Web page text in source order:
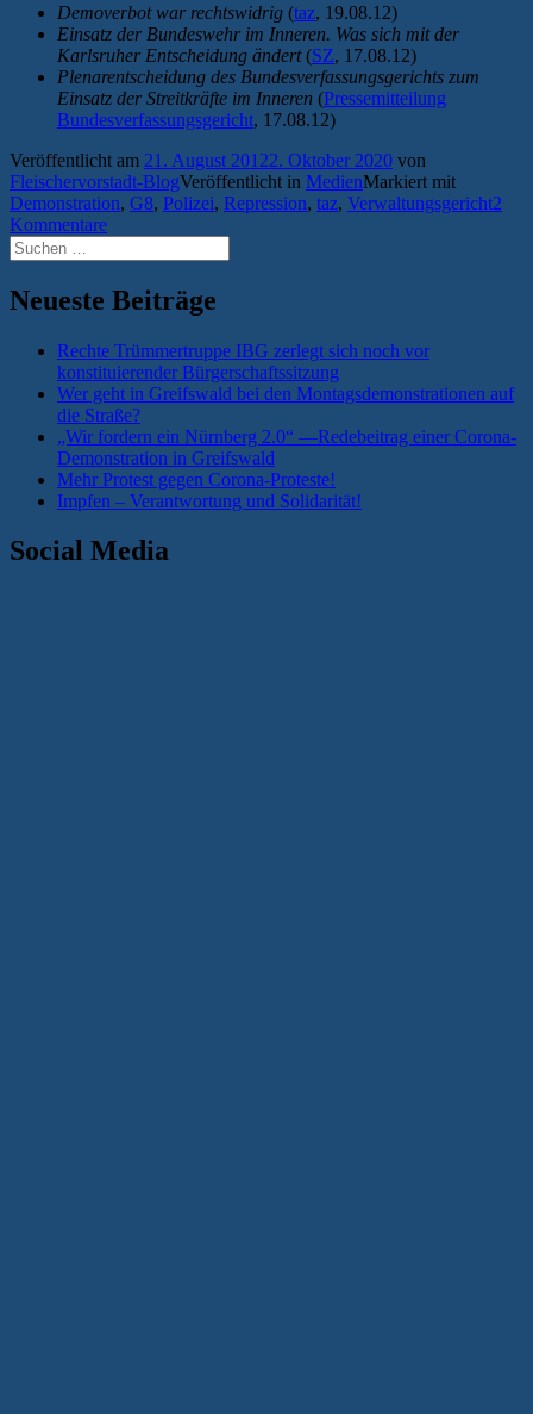
Demoverbot war rechtswidrig (taz, 19.08.12)
Einsatz der Bundeswehr im Inneren. Was sich mit der
Karlsruher Entscheidung ändert(SZ, 17.08.12)
Plenarentscheidung des Bundesverfassungsgerichts zum
Einsatz der Streitkräfte im Inneren (Pressemitteilung
Bundesverfassungsgericht, 17.08.12)
Veröffentlicht am 21. August 20122. Oktober 2020 von
Fleischervorstadt-BlogVeröffentlicht in MedienMarkiert mit
Demonstration, G8, Polizei, Repression, taz, Verwaltungsgericht2
Kommentare
Suchen
nach:
Neueste Beiträge
Rechte Trümmertruppe IBG zerlegt sich noch vor
konstituierender Bürgerschaftssitzung
Wer geht in Greifswald bei den Montagsdemonstrationen auf
die Straße?
„Wir fordern ein Nürnberg 2.0“ —Redebeitrag einer Corona-
Demonstration in Greifswald
Mehr Protest gegen Corona-Proteste!
Impfen – Verantwortung und Solidarität!
Social Media